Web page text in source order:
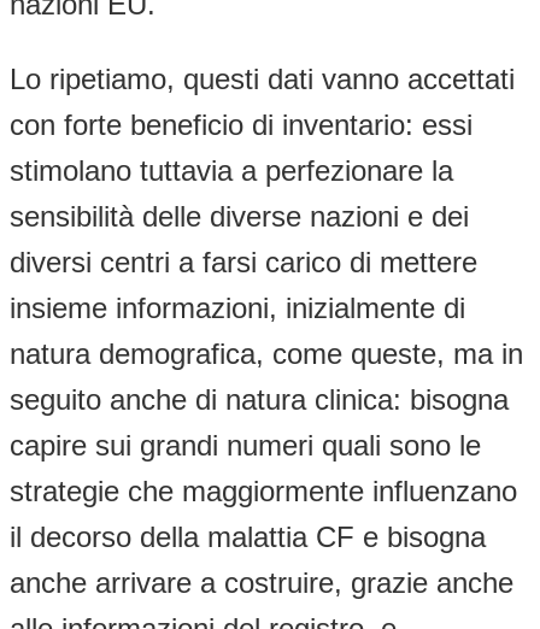
Lo ripetiamo, questi dati vanno accettati
con forte beneficio di inventario: essi
stimolano tuttavia a perfezionare la
sensibilità delle diverse nazioni e dei
diversi centri a farsi carico di mettere
insieme informazioni, inizialmente di
natura demografica, come queste, ma in
seguito anche di natura clinica: bisogna
capire sui grandi numeri quali sono le
strategie che maggiormente influenzano
il decorso della malattia CF e bisogna
anche arrivare a costruire, grazie anche